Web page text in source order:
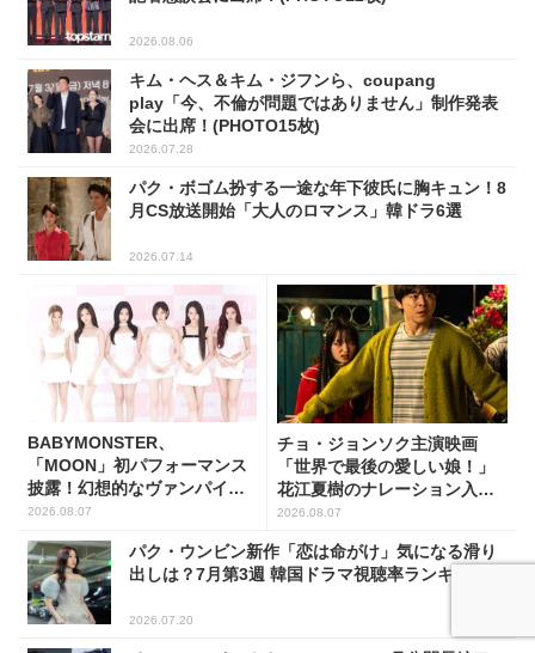
2026.08.06
キム・ヘス＆キム・ジフンら、coupang
play「今、不倫が問題ではありません」制作発表
会に出席！(PHOTO15枚)
2026.07.28
パク・ボゴム扮する一途な年下彼氏に胸キュン！8
月CS放送開始「大人のロマンス」韓ドラ6選
2026.07.14
BABYMONSTER、
「MOON」初パフォーマンス
披露！幻想的なヴァンパイア
の世界観を表現
2026.08.07
チョ・ジョンソク主演映画
「世界で最後の愛しい娘！」
花江夏樹のナレーション入り
予告映像解禁！
2026.08.07
パク・ウンビン新作「恋は命がけ」気になる滑り
出しは？7月第3週 韓国ドラマ視聴率ランキング
2026.07.20